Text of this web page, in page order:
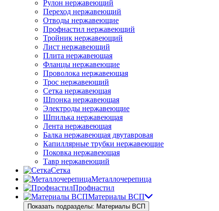
Рулон нержавеющий
Переход нержавеющий
Отводы нержавеющие
Профнастил нержавеющий
Тройник нержавеющий
Лист нержавеющий
Плита нержавеющая
Фланцы нержавеющие
Проволока нержавеющая
Трос нержавеющий
Сетка нержавеющая
Шпонка нержавеющая
Электроды нержавеющие
Шпилька нержавеющая
Лента нержавеющая
Балка нержавеющая двутавровая
Капиллярные трубки нержавеющие
Поковка нержавеющая
Тавр нержавеющий
Сетка
Металлочерепица
Профнастил
Материалы ВСП
Показать подразделы: Материалы ВСП